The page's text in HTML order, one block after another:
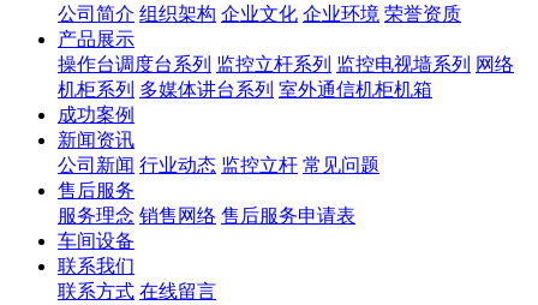
公司简介 组织架构 企业文化 企业环境 荣誉资质
产品展示
操作台调度台系列 监控立杆系列 监控电视墙系列 网络
机柜系列 多媒体讲台系列 室外通信机柜机箱
成功案例
新闻资讯
公司新闻 行业动态 监控立杆 常见问题
售后服务
服务理念 销售网络 售后服务申请表
车间设备
联系我们
联系方式 在线留言